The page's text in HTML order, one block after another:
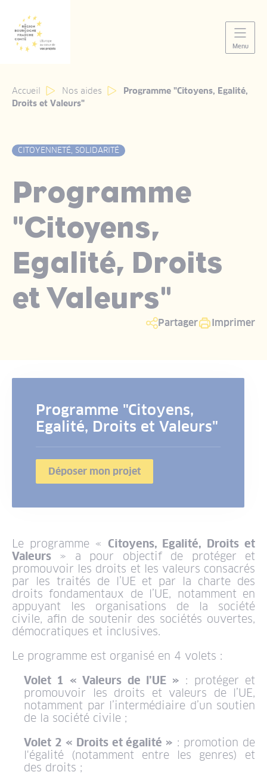
Menu
Accueil Nos aides
Programme "Citoyens, Egalité,
Droits et Valeurs"
CITOYENNETÉ, SOLIDARITÉ
Programme
"Citoyens,
Egalité, Droits
et Valeurs"
Partager Imprimer
Programme "Citoyens,
Egalité, Droits et Valeurs"
Déposer mon projet
Le programme « Citoyens, Egalité, Droits et
Valeurs » a pour objectif de protéger et
promouvoir les droits et les valeurs consacrés
par les traités de l’UE et par la charte des
droits fondamentaux de l’UE, notamment en
appuyant les organisations de la société
civile, afin de soutenir des sociétés ouvertes,
démocratiques et inclusives.
Le programme est organisé en 4 volets :
Volet 1 « Valeurs de l’UE » : protéger et
promouvoir les droits et valeurs de l’UE,
notamment par l’intermédiaire d’un soutien
de la société civile ;
Volet 2 « Droits et égalité » : promotion de
l'égalité (notamment entre les genres) et
des droits ;